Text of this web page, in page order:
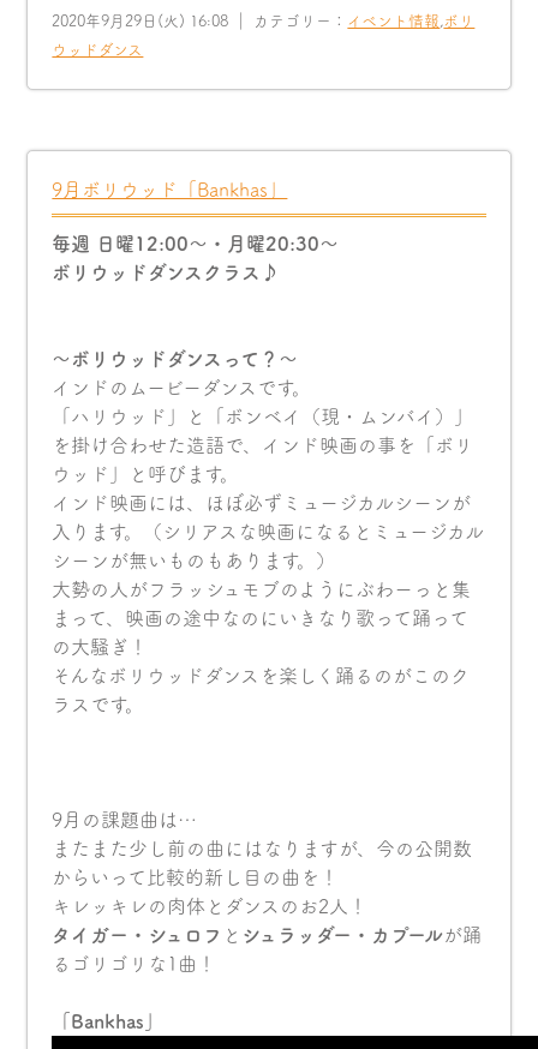
2020年9月29日(火) 16:08 ｜ カテゴリー： イベント情報 ,ボリ
ウッドダンス
9月ボリウッド「Bankhas」
毎週 日曜12:00〜・月曜20:30〜
ボリウッドダンスクラス♪
〜ボリウッドダンスって？〜
インドのムービーダンスです。
「ハリウッド」と「ボンベイ（現・ムンバイ）」
を掛け合わせた造語で、インド映画の事を「ボリ
ウッド」と呼びます。
インド映画には、ほぼ必ずミュージカルシーンが
入ります。（シリアスな映画になるとミュージカル
シーンが無いものもあります。）
大勢の人がフラッシュモブのようにぶわーっと集
まって、映画の途中なのにいきなり歌って踊って
の大騒ぎ！
そんなボリウッドダンスを楽しく踊るのがこのク
ラスです。
9月の課題曲は…
またまた少し前の曲にはなりますが、今の公開数
からいって比較的新し目の曲を！
キレッキレの肉体とダンスのお2人！
タイガー・シュロフ と シュラッダー・カプール が踊
るゴリゴリな1曲！
「Bankhas」